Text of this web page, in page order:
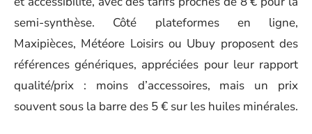
semi-synthèse. Côté plateformes en ligne,
Maxipièces, Météore Loisirs ou Ubuy proposent des
références génériques, appréciées pour leur rapport
qualité/prix : moins d’accessoires, mais un prix
souvent sous la barre des 5 € sur les huiles minérales.